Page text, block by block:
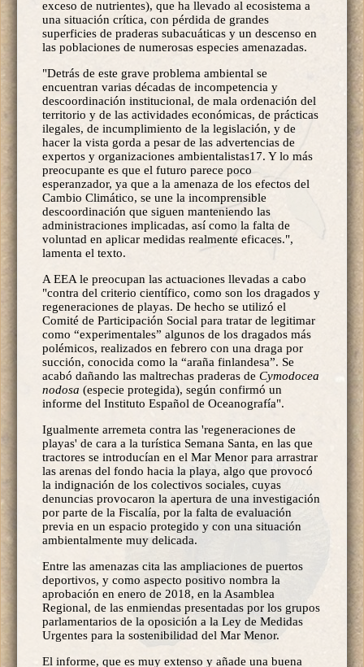
exceso de nutrientes), que ha llevado al ecosistema a
una situación crítica, con pérdida de grandes
superficies de praderas subacuáticas y un descenso en
las poblaciones de numerosas especies amenazadas.
"Detrás de este grave problema ambiental se
encuentran varias décadas de incompetencia y
descoordinación institucional, de mala ordenación del
territorio y de las actividades económicas, de prácticas
ilegales, de incumplimiento de la legislación, y de
hacer la vista gorda a pesar de las advertencias de
expertos y organizaciones ambientalistas17. Y lo más
preocupante es que el futuro parece poco
esperanzador, ya que a la amenaza de los efectos del
Cambio Climático, se une la incomprensible
descoordinación que siguen manteniendo las
administraciones implicadas, así como la falta de
voluntad en aplicar medidas realmente eficaces.",
lamenta el texto.
A EEA le preocupan las actuaciones llevadas a cabo
"contra del criterio científico, como son los dragados y
regeneraciones de playas. De hecho se utilizó el
Comité de Participación Social para tratar de legitimar
como “experimentales” algunos de los dragados más
polémicos, realizados en febrero con una draga por
succión, conocida como la “araña finlandesa”. Se
acabó dañando las maltrechas praderas de Cymodocea
nodosa (especie protegida), según confirmó un
informe del Instituto Español de Oceanografía".
Igualmente arremeta contra las 'regeneraciones de
playas' de cara a la turística Semana Santa, en las que
tractores se introducían en el Mar Menor para arrastrar
las arenas del fondo hacia la playa, algo que provocó
la indignación de los colectivos sociales, cuyas
denuncias provocaron la apertura de una investigación
por parte de la Fiscalía, por la falta de evaluación
previa en un espacio protegido y con una situación
ambientalmente muy delicada.
Entre las amenazas cita las ampliaciones de puertos
deportivos, y como aspecto positivo nombra la
aprobación en enero de 2018, en la Asamblea
Regional, de las enmiendas presentadas por los grupos
parlamentarios de la oposición a la Ley de Medidas
Urgentes para la sostenibilidad del Mar Menor.
El informe, que es muy extenso y añade una buena